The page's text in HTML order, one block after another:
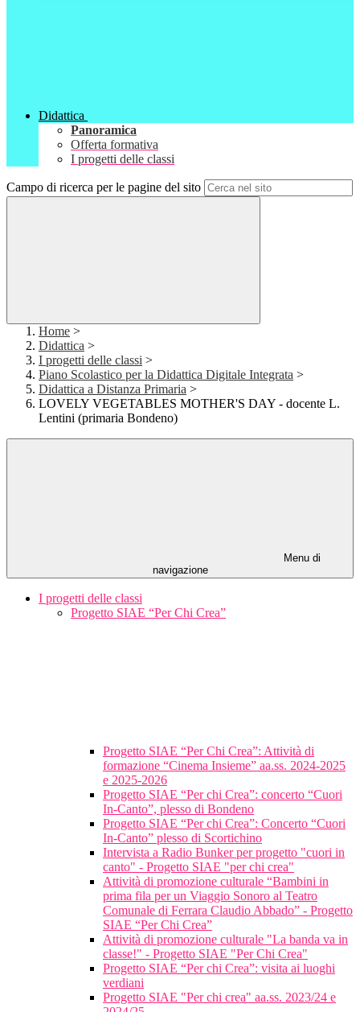
Didattica
Panoramica
Offerta formativa
I progetti delle classi
Campo di ricerca per le pagine del sito
Home >
Didattica >
I progetti delle classi >
Piano Scolastico per la Didattica Digitale Integrata >
Didattica a Distanza Primaria >
LOVELY VEGETABLES MOTHER'S DAY - docente L.
Lentini (primaria Bondeno)
Menu di
navigazione
I progetti delle classi
Progetto SIAE “Per Chi Crea”
Progetto SIAE “Per Chi Crea”: Attività di
formazione “Cinema Insieme” aa.ss. 2024-2025
e 2025-2026
Progetto SIAE “Per chi Crea”: concerto “Cuori
In-Canto”, plesso di Bondeno
Progetto SIAE “Per chi Crea”: Concerto “Cuori
In-Canto” plesso di Scortichino
Intervista a Radio Bunker per progetto "cuori in
canto" - Progetto SIAE "per chi crea"
Attività di promozione culturale “Bambini in
prima fila per un Viaggio Sonoro al Teatro
Comunale di Ferrara Claudio Abbado” - Progetto
SIAE “Per Chi Crea”
Attività di promozione culturale "La banda va in
classe!" - Progetto SIAE "Per Chi Crea"
Progetto SIAE “Per chi Crea”: visita ai luoghi
verdiani
Progetto SIAE "Per chi crea" aa.ss. 2023/24 e